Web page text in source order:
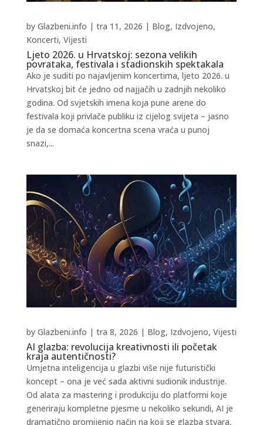
Ljeto 2026. u Hrvatskoj: sezona velikih
povrataka, festivala i stadionskih spektakala
by Glazbeni.info | tra 11, 2026 | Blog, Izdvojeno,
Koncerti, Vijesti
Ako je suditi po najavljenim koncertima, ljeto 2026. u
Hrvatskoj bit će jedno od najjačih u zadnjih nekoliko
godina. Od svjetskih imena koja pune arene do
festivala koji privlače publiku iz cijelog svijeta – jasno
je da se domaća koncertna scena vraća u punoj
snazi,...
AI glazba: revolucija kreativnosti ili početak
kraja autentičnosti?
by Glazbeni.info | tra 8, 2026 | Blog, Izdvojeno, Vijesti
Umjetna inteligencija u glazbi više nije futuristički
koncept – ona je već sada aktivni sudionik industrije.
Od alata za mastering i produkciju do platformi koje
generiraju kompletne pjesme u nekoliko sekundi, AI je
dramatično promijenio način na koji se glazba stvara,